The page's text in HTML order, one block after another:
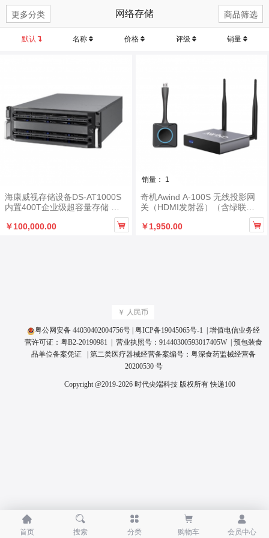
商品筛选
网络存储
更多分类
默认 名称 价格 评级 销量
海康威视存储设备DS-AT1000S
内置400T企业级超容量存储 单
￥100,000.00

销量： 1
奇机Awind A-100S 无线投影网
关（HDMI发射器）（含绿联转
接头线*1/普联千兆无线路由器*1/
绿联hdml线*1）
￥1,950.00 
￥ 人民币
粤公网安备 44030402004756号 粤ICP备19045065号-1 | 增值电信业务经
营许可证： 粤B2-20190981 | 营业执照号： 91440300593017405W
预包装食
品单位备案凭证
| 第二类医疗器械经营备案编号： 粤深食药监械经营备
20200530 号
Copyright @2019-2026 时代尖端科技 版权所有快递100

首页

搜索

分类

购物车

会员中心